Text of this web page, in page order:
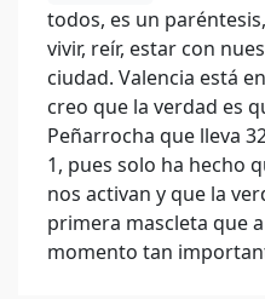
todos, es un
vivir, reír, estar con
ciudad. Valencia está
creo que la verdad es
Peñarrocha que lleva
1, pues solo ha hecho
nos activan y que la
primera mascleta que
momento tan